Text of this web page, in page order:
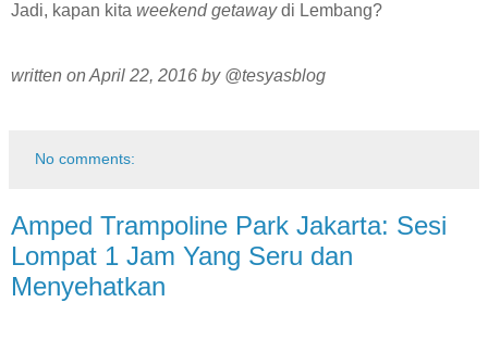
Jadi, kapan kita weekend getawaydi Lembang?
written on April 22, 2016 by @tesyasblog
No comments:
Amped Trampoline Park Jakarta: Sesi
Lompat 1 Jam Yang Seru dan
Menyehatkan